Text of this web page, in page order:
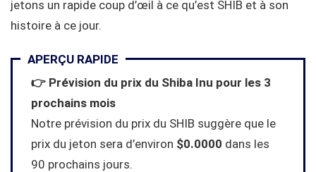
jetons un rapide coup d’œil à ce qu’est SHIB et à son
histoire à ce jour.
APERÇU RAPIDE
👉 Prévision du prix du Shiba Inu pour les 3
prochains mois
Notre prévision du prix du SHIB suggère que le
prix du jeton sera d’environ $0.0000 dans les
90 prochains jours.